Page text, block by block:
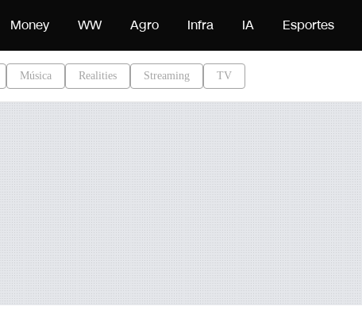
Money WW Agro Infra IA Esportes
Música Realities Streaming TV